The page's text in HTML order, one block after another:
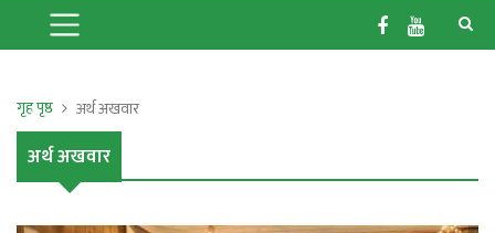
गृह पृष्ठ अर्थ अखवार
अर्थ अखवार